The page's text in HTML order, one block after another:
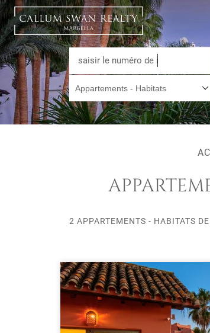
Appartements - Habitats
2 APPARTEMENTS - HABITATS